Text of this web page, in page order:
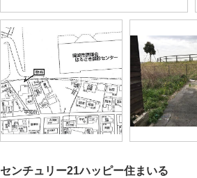
センチュリー21ハッピー住まいる